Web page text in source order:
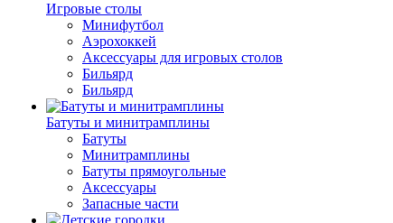
Игровые столы
Минифутбол
Аэрохоккей
Аксессуары для игровых столов
Бильяpд
Бильяpд
Батуты и минитрамплины
Батуты
Минитрамплины
Батуты прямоугольные
Аксессуары
Запасные части